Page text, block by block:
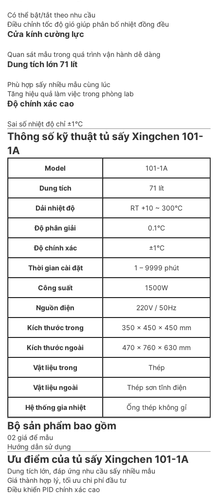
Có thể bật/tắt theo nhu cầu
Điều chỉnh tốc độ gió giúp phân bố nhiệt đồng đều
Cửa kính cường lực
Quan sát mẫu trong quá trình vận hành dễ dàng
Dung tích lớn 71 lít
Phù hợp sấy nhiều mẫu cùng lúc
Tăng hiệu quả làm việc trong phòng lab
Độ chính xác cao
Sai số nhiệt độ chỉ ±1°C
Thông số kỹ thuật tủ sấy Xingchen 101-
1A
Model 101-1A
Dung tích 71 lít
Dải nhiệt độ RT +10 ~ 300°C
Độ phân giải 0.1°C
Độ chính xác ±1°C
Thời gian cài đặt 1 – 9999 phút
Công suất 1500W
Nguồn điện 220V / 50Hz
Kích thước trong 350 x 450 x 450 mm
Kích thước ngoài 470 x 760 x 630 mm
Vật liệu trong Thép
Vật liệu ngoài Thép sơn tĩnh điện
Hệ thống gia nhiệt Ống thép không gỉ
Bộ sản phẩm bao gồm
02 giá để mẫu
Hướng dẫn sử dụng
Ưu điểm của tủ sấy Xingchen 101-1A
Dung tích lớn, đáp ứng nhu cầu sấy nhiều mẫu
Giá thành hợp lý, tối ưu chi phí đầu tư
Điều khiển PID chính xác cao